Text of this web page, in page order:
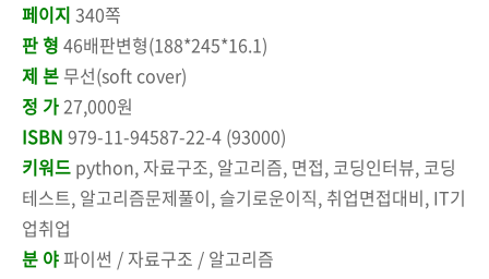
페이지 340쪽
판 형 46배판변형(188*245*16.1)
제 본 무선(soft cover)
정 가27,000원
ISBN 979-11-94587-22-4 (93000)
키워드 python, 자료구조, 알고리즘, 면접, 코딩인터뷰, 코딩
테스트, 알고리즘문제풀이, 슬기로운이직, 취업면접대비, IT기
업취업
분 야파이썬 / 자료구조 / 알고리즘